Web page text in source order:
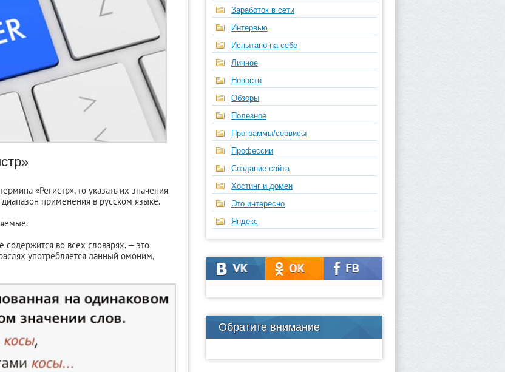
«Регистр», то указать их значения
применения в русском языке.
содержится во всех словарях, — это
употребляется данный омоним,
Заработок в сети
Интервью
Испытано на себе
Личное
Новости
Обзоры
Полезное
Программы/сервисы
Профессии
Создание сайта
Хостинг и домен
Это интересно
Яндекс
Обратите внимание